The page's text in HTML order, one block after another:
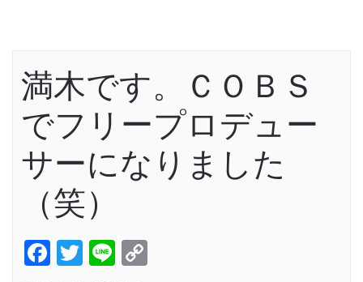
満木です。ＣＯＢＳ
でフリープロデュー
サーになりました
（笑）
Facebook
Twitter
Line